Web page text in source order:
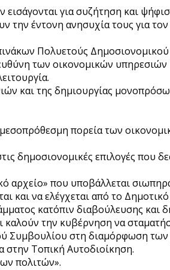
για συζήτηση και
έντονη ανησυχία τους για
Πολυετούς
των οικονομικών υπηρεσιών
και της δημιουργίας
μεσοπρόθεσμη πορεία των
δημοσιονομικές επιλογές που
αρχείο» που υποβάλλεται
και να ελέγχεται από το
κατόπιν διαβούλευσης και
την κυβέρνηση να
Συμβουλίου στη διαμόρφωση
στην Τοπική Αυτοδιοίκηση.
πολιτών».